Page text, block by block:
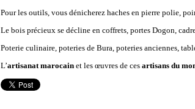
Pour les outils, vous dénicherez haches en pierre polie,
Le bois précieux se décline en coffrets, portes Dogon,
Poterie culinaire, poteries de Bura, poteries anciennes,
L’artisanat marocain et les œuvres de ces artisans du